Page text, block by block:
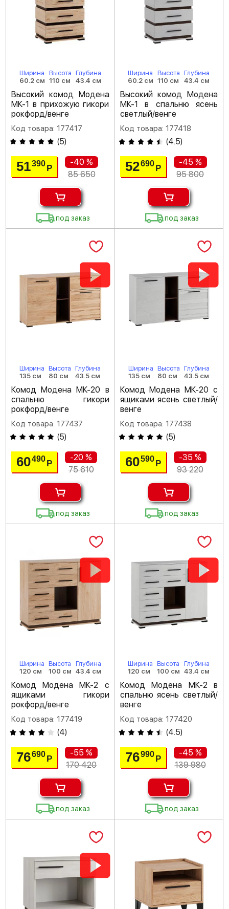
Ширина
60.2 см
Высота
110 см
Глубина
43.4 см
Высокий комод Модена
МК-1 в прихожую гикори
рокфорд/венге
Код товара: 177417
(5)
51390Р
-40 %
85 650
под заказ
Ширина
60.2 см
Высота
110 см
Глубина
43.4 см
Высокий комод Модена
МК-1 в спальню ясень
светлый/венге
Код товара: 177418
(4.5)
52690 Р
-45 %
95 800
под заказ
Ширина
135 см
Высота
80 см
Глубина
43.5 см
Комод Модена МК-20 в
спальню гикори
рокфорд/венге
Код товара: 177437
(5)
60490Р
-20 %
75 610
под заказ
Ширина
135 см
Высота
80 см
Глубина
43.5 см
Комод Модена МК-20 с
ящиками ясень светлый/
венге
Код товара: 177438
(5)
60590 Р
-35 %
93 220
под заказ
Ширина
120 см
Высота
100 см
Глубина
43.4 см
Комод Модена МК-2 с
ящиками гикори
рокфорд/венге
Код товара: 177419
(4)
76690Р
-55 %
170 420
под заказ
Ширина
120 см
Высота
100 см
Глубина
43.4 см
Комод Модена МК-2 в
спальню ясень светлый/
венге
Код товара: 177420
(4.5)
76990 Р
-45 %
139 980
под заказ